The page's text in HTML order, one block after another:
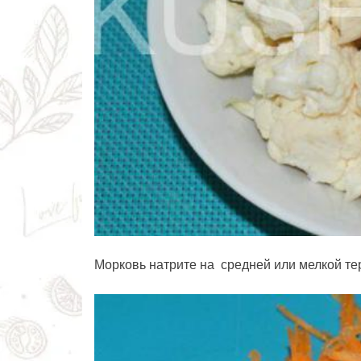
Морковь натрите на средней или мелкой